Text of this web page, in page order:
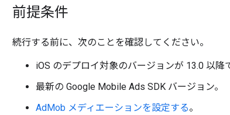
前提条件
続行する前に、次のことを確認してください。
iOS のデプロイ対象のバージョンが 13.0 以降
最新の Google Mobile Ads SDK バージョン。
AdMob メディエーションを設定する。